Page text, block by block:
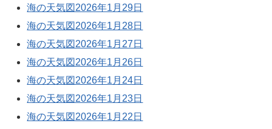
海の天気図2026年1月29日
海の天気図2026年1月28日
海の天気図2026年1月27日
海の天気図2026年1月26日
海の天気図2026年1月24日
海の天気図2026年1月23日
海の天気図2026年1月22日